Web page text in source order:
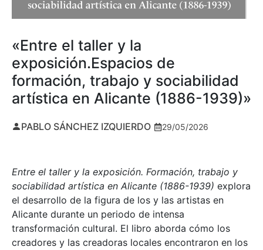
«Entre el taller y la
exposición.Espacios de
formación, trabajo y sociabilidad
artística en Alicante (1886-1939)»
PABLO SÁNCHEZ IZQUIERDO 29/05/2026
Entre el taller y la exposición. Formación, trabajo y
sociabilidad artística en Alicante (1886-1939) explora
el desarrollo de la figura de los y las artistas en
Alicante durante un periodo de intensa
transformación cultural. El libro aborda cómo los
creadores y las creadoras locales encontraron en los